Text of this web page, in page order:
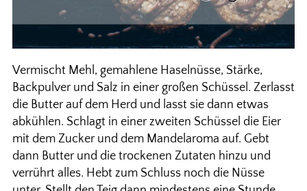
Vermischt Mehl, gemahlene Haselnüsse, Stärke,
Backpulver und Salz in einer großen Schüssel. Zerlasst
die Butter auf dem Herd und lasst sie dann etwas
abkühlen. Schlagt in einer zweiten Schüssel die Eier
mit dem Zucker und dem Mandelaroma auf. Gebt
dann Butter und die trockenen Zutaten hinzu und
verrührt alles. Hebt zum Schluss noch die Nüsse